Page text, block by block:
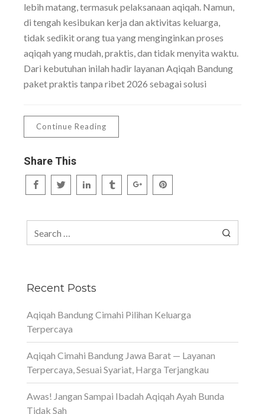
lebih matang, termasuk pelaksanaan aqiqah. Namun,
di tengah kesibukan kerja dan aktivitas keluarga,
tidak sedikit orang tua yang menginginkan proses
aqiqah yang mudah, praktis, dan tidak menyita waktu.
Dari kebutuhan inilah hadir layanan Aqiqah Bandung
paket praktis tanpa ribet 2026 sebagai solusi
Continue Reading
Share This
Recent Posts
Aqiqah Bandung Cimahi Pilihan Keluarga
Terpercaya
Aqiqah Cimahi Bandung Jawa Barat — Layanan
Terpercaya, Sesuai Syariat, Harga Terjangkau
Awas! Jangan Sampai Ibadah Aqiqah Ayah Bunda
Tidak Sah